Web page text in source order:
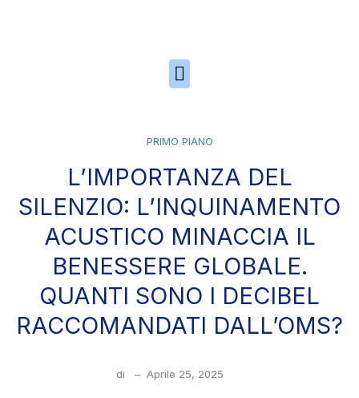
PRIMO PIANO
L’IMPORTANZA DEL
SILENZIO: L’INQUINAMENTO
ACUSTICO MINACCIA IL
BENESSERE GLOBALE.
QUANTI SONO I DECIBEL
RACCOMANDATI DALL’OMS?
di – Aprile 25, 2025